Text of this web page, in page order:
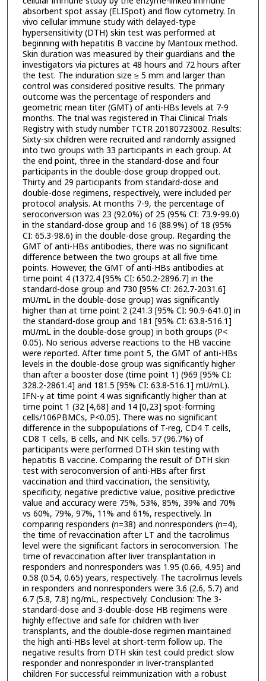
absorbent spot assay (ELISpot) and flow cytometry. In
vivo cellular immune study with delayed-type
hypersensitivity (DTH) skin test was performed at
beginning with hepatitis B vaccine by Mantoux method.
Skin duration was measured by their guardians and the
investigators via pictures at 48 hours and 72 hours after
the test. The induration size ≥ 5 mm and larger than
control was considered positive results. The primary
outcome was the percentage of responders and
geometric mean titer (GMT) of anti-HBs levels at 7-9
months. The trial was registered in Thai Clinical Trials
Registry with study number TCTR 20180723002. Results:
Sixty-six children were recruited and randomly assigned
into two groups with 33 participants in each group. At
the end point, three in the standard-dose and four
participants in the double-dose group dropped out.
Thirty and 29 participants from standard-dose and
double-dose regimens, respectively, were included per
protocol analysis. At months 7-9, the percentage of
seroconversion was 23 (92.0%) of 25 (95% CI: 73.9-99.0)
in the standard-dose group and 16 (88.9%) of 18 (95%
CI: 65.3-98.6) in the double-dose group. Regarding the
GMT of anti-HBs antibodies, there was no significant
difference between the two groups at all five time
points. However, the GMT of anti-HBs antibodies at
time point 4 (1372.4 [95% CI: 650.2-2896.7] in the
standard-dose group and 730 [95% CI: 262.7-2031.6]
mU/mL in the double-dose group) was significantly
higher than at time point 2 (241.3 [95% CI: 90.9-641.0] in
the standard-dose group and 181 [95% CI: 63.8-516.1]
mU/mL in the double-dose group) in both groups (P<
0.05). No serious adverse reactions to the HB vaccine
were reported. After time point 5, the GMT of anti-HBs
levels in the double-dose group was significantly higher
than after a booster dose (time point 1) (969 [95% CI:
328.2-2861.4] and 181.5 [95% CI: 63.8-516.1] mU/mL).
IFN-γ at time point 4 was significantly higher than at
time point 1 (32 [4,68] and 14 [0,23] spot-forming
cells/106PBMCs, P<0.05). There was no significant
difference in the subpopulations of T-reg, CD4 T cells,
CD8 T cells, B cells, and NK cells. 57 (96.7%) of
participants were performed DTH skin testing with
hepatitis B vaccine. Comparing the result of DTH skin
test with seroconversion of anti-HBs after first
vaccination and third vaccination, the sensitivity,
specificity, negative predictive value, positive predictive
value and accuracy were 75%, 53%, 85%, 39% and 70%
vs 60%, 79%, 97%, 11% and 61%, respectively. In
comparing responders (n=38) and nonresponders (n=4),
the time of revaccination after LT and the tacrolimus
level were the significant factors in seroconversion. The
time of revaccination after liver transplantation in
responders and nonresponders was 1.95 (0.66, 4.95) and
0.58 (0.54, 0.65) years, respectively. The tacrolimus levels
in responders and nonresponders were 3.6 (2.6, 5.7) and
6.7 (5.8, 7.8) ng/mL, respectively. Conclusion: The 3-
standard-dose and 3-double-dose HB regimens were
highly effective and safe for children with liver
transplants, and the double-dose regimen maintained
the high anti-HBs level at short-term follow up. The
negative results from DTH skin test could predict slow
responder and nonresponder in liver-transplanted
children For successful reimmunization with a robust